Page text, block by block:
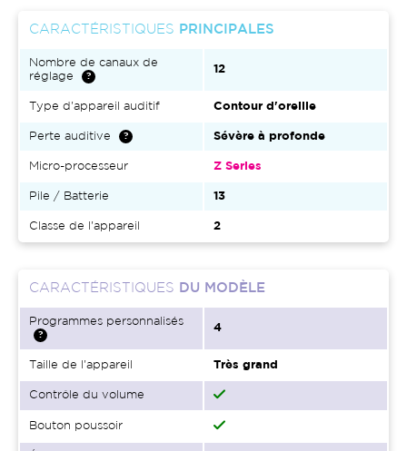
CARACTÉRISTIQUES PRINCIPALES
Nombre de canaux de
réglage
12
Type d'appareil auditif Contour d'oreille
Perte auditive Sévère à profonde
Micro-processeur Z Series
Pile / Batterie 13
Classe de l'appareil 2
CARACTÉRISTIQUES DU MODÈLE
Programmes personnalisés
4
Taille de l'appareil Très grand
Contrôle du volume
Bouton poussoir